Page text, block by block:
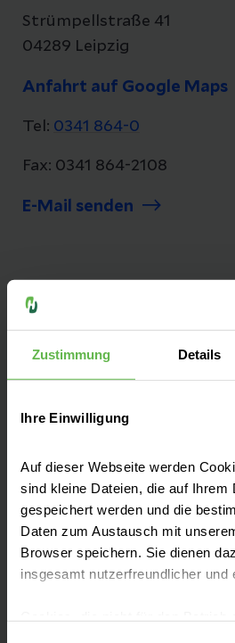
Zustimmung Details
Ihre Einwilligung
Auf dieser Webseite werden
sind kleine Dateien, die auf Ihrem
gespeichert werden und die
Daten zum Austausch mit
Browser speichern. Sie dienen
insgesamt nutzerfreundlicher und
Strümpellstraße 41
04289 Leipzig
Anfahrt auf Google Maps
Tel: 0341 864-0
Fax: 0341 864-2108
E-Mail senden
Das Helios Park-Klinikum
mehrere Standorte in
Außenstellen in Torgau,
Mehr zu den Standorten
Leistungen finden